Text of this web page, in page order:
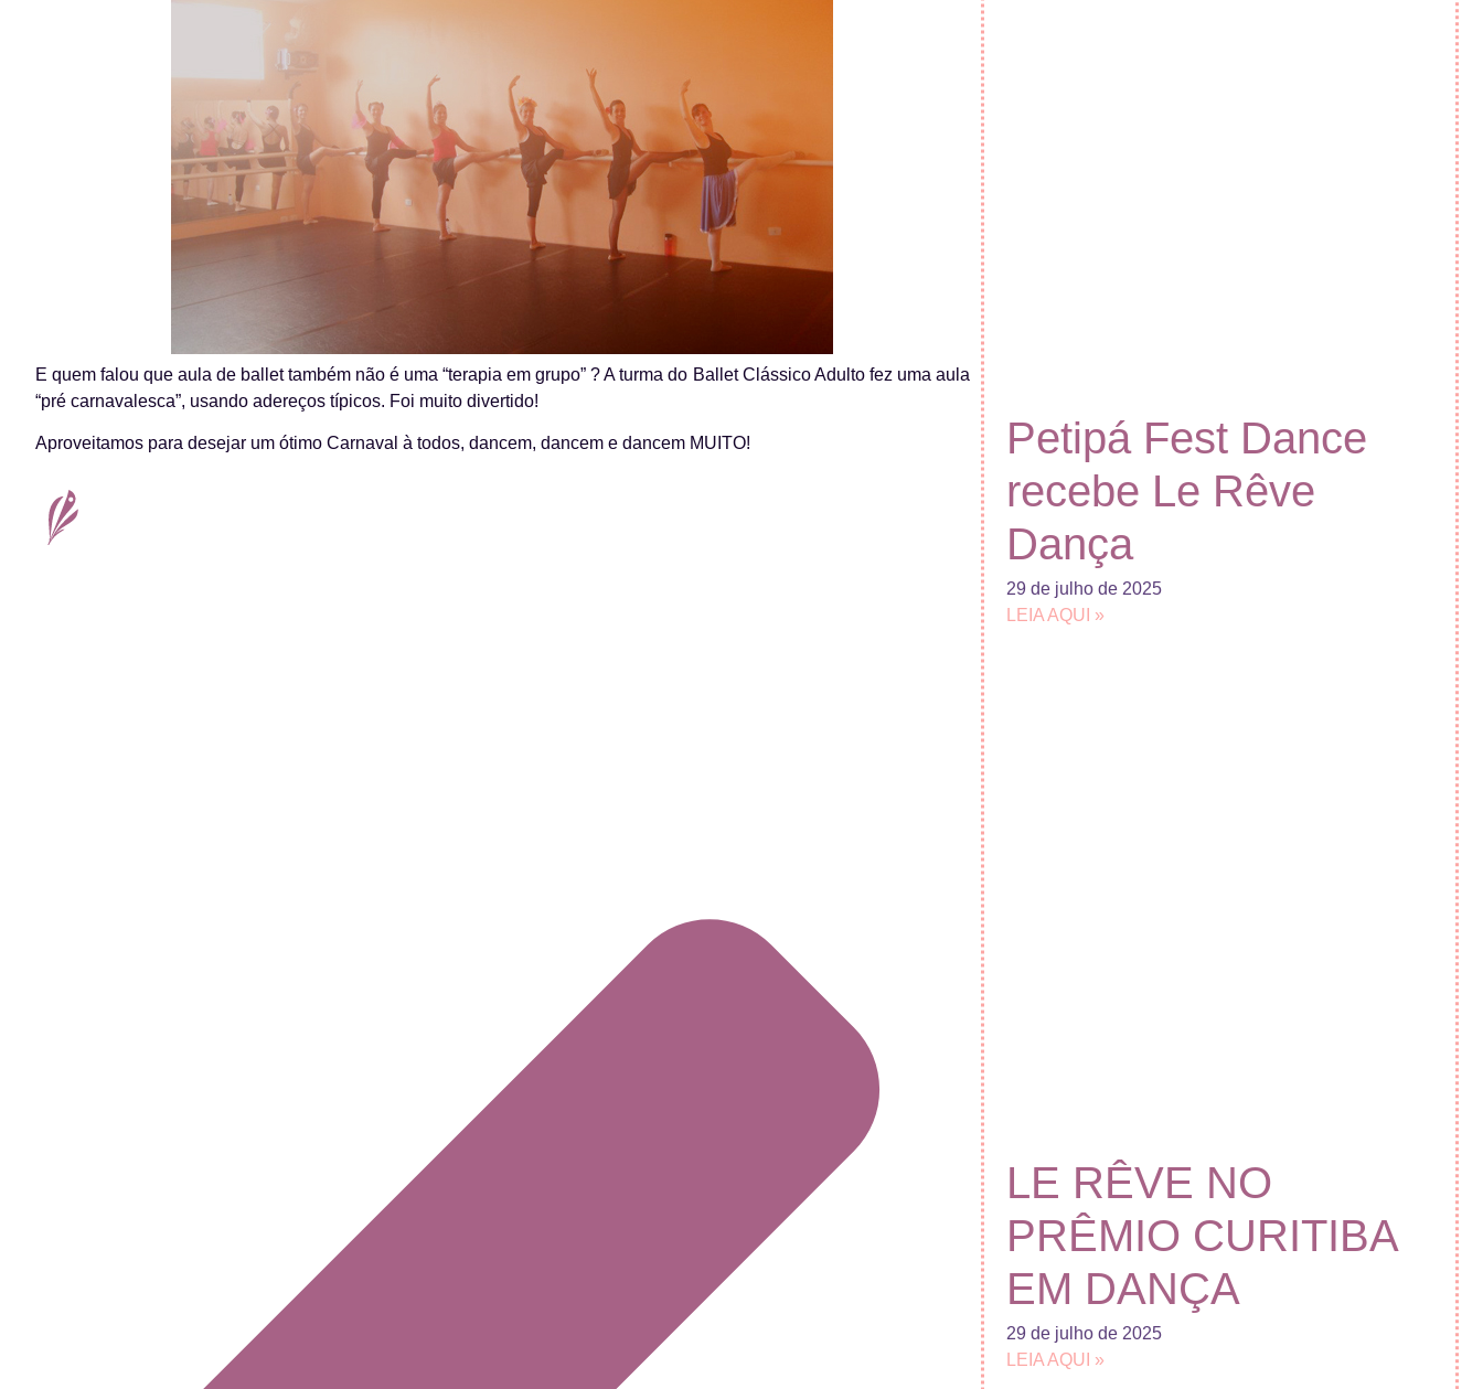
E quem falou que aula de ballet também não é uma “terapia em grupo” ? A turma do Ballet Clássico Adulto fez uma aula
“pré carnavalesca”, usando adereços típicos. Foi muito divertido!
Aproveitamos para desejar um ótimo Carnaval à todos, dancem, dancem e dancem MUITO!
Petipá Fest Dance
recebe Le Rêve
Dança
29 de julho de 2025
LEIA AQUI »
LE RÊVE NO
PRÊMIO CURITIBA
EM DANÇA
29 de julho de 2025
LEIA AQUI »